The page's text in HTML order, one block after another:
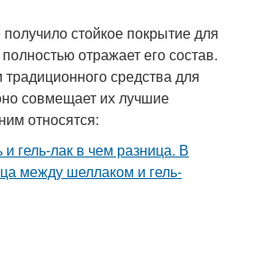
стойкое покрытие для
отражает его состав.
средства для
совмещает их лучшие
относятся: